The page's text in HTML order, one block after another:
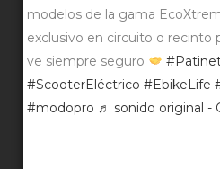
modelos de la gama
exclusivo en circuito o recinto
ve siempre seguro
#ScooterEléctrico #EbikeLife
#modopro ♬ sonido original -